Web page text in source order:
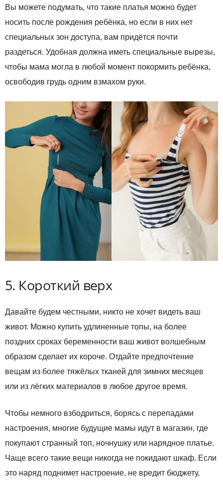
Вы можете подумать, что такие платья можно будет
носить после рождения ребёнка, но если в них нет
специальных зон доступа, вам придётся почти
раздеться. Удобная должна иметь специальные вырезы,
чтобы мама могла в любой момент покормить ребёнка,
освободив грудь одним взмахом руки.
5. Короткий верх
Давайте будем честными, никто не хочет видеть ваш
живот. Можно купить удлиненные топы, на более
поздних сроках беременности ваш живот волшебным
образом сделает их короче. Отдайте предпочтение
вещам из более тяжёлых тканей для зимних месяцев
или из лёгких материалов в любое другое время.
Чтобы немного взбодриться, борясь с перепадами
настроения, многие будущие мамы идут в магазин, где
покупают странный топ, ночнушку или нарядное платье.
Чаще всего такие вещи никогда не покидают шкаф. Если
это наряд поднимет настроение, не вредит бюджету,